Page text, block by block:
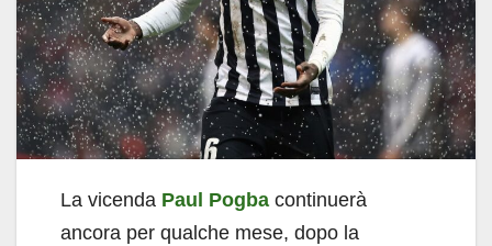
La vicenda Paul Pogba continuerà
ancora per qualche mese, dopo la